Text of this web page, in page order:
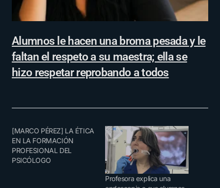
Alumnos le hacen una broma pesada y le
faltan el respeto a su maestra; ella se
hizo respetar reprobando a todos
[MARCO PÉREZ] LA ÉTICA
EN LA FORMACIÓN
PROFESIONAL DEL
PSICÓLOGO
Profesora explica una